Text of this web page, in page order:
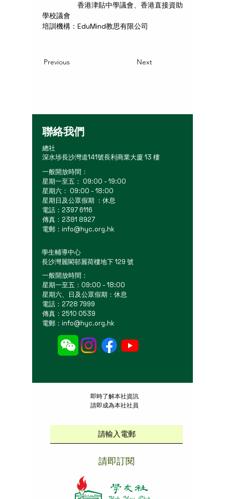
香港津貼中學議會、香港直接資助
學校議會
培訓機構：EduMind教思有限公司
Previous Next
聯絡我們
總社
深水埗長沙灣道141號長利商業大廈 13 樓
一般開放時間：
星期一至五： 09:00 - 19:00
星期六： 09:00 - 18:00
星期日及公眾假期 ：休息
電話：2397 6116
傳真：2381 8927
電郵： info@hyc.org.hk
學生輔導中心
長沙灣麗閣邨麗荷樓地下 129 號
一般開放時間：
星期一至五：09:00 - 18:00
星期六、日及公眾假期：休息
電話：2728 7999
傳真：2510 0539
電郵： info@hyc.org.hk
​即時了解本社資訊
請即成為本社社員
請即訂閱